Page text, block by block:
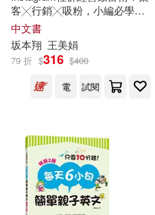
葛湄菲 高岱清 編著(1)
葛瑞斯．摩爾(1)
薛永庫（編著）(1)
蘇州博物館，蘇州市檔
中國絲綢檔案館
蘇承樂(1)
客╳行銷╳吸粉，小編必學的
69個超強祕技完全公開!
中文書
坂本翔 王美娟
79 折 $316 $400
電
試閱